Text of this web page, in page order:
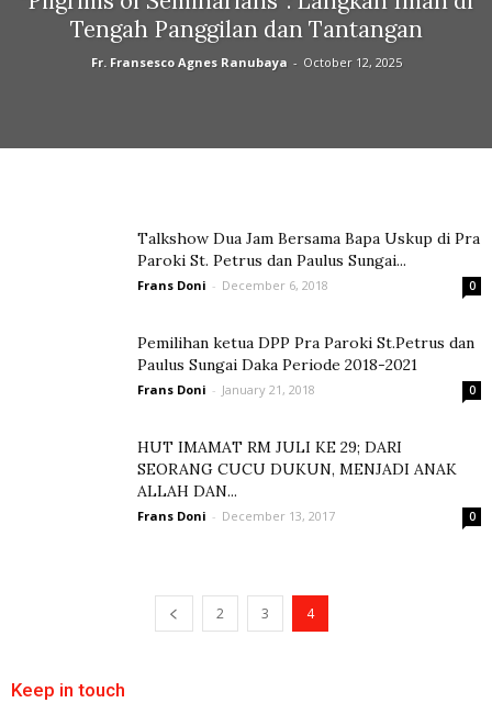
Tengah Panggilan dan Tantangan
Fr. Fransesco Agnes Ranubaya - October 12, 2025
Talkshow Dua Jam Bersama Bapa Uskup di Pra
Paroki St. Petrus dan Paulus Sungai...
Frans Doni - December 6, 2018 0
Pemilihan ketua DPP Pra Paroki St.Petrus dan
Paulus Sungai Daka Periode 2018-2021
Frans Doni - January 21, 2018 0
HUT IMAMAT RM JULI KE 29; DARI
SEORANG CUCU DUKUN, MENJADI ANAK
ALLAH DAN...
Frans Doni - December 13, 2017 0
2 3 4
Keep in touch